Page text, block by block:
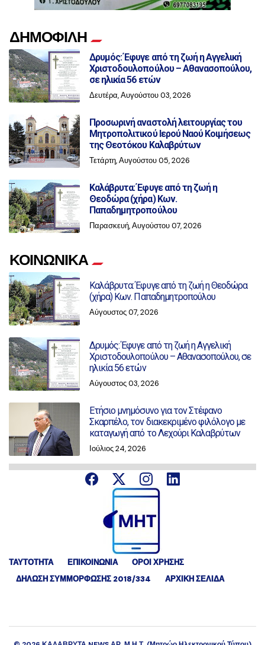
ΔΗΜΟΦΙΛΗ
Δρυμός: Έφυγε από τη ζωή η Αγγελική
Χριστοδουλοπούλου – Αθανασοπούλου,
σε ηλικία 56 ετών
Δευτέρα, Αυγούστου 03, 2026
Προσωρινή αναστολή λειτουργίας του
Μητροπολιτικού Ιερού Ναού Κοιμήσεως
της Θεοτόκου Καλαβρύτων
Τετάρτη, Αυγούστου 05, 2026
Καλάβρυτα: Έφυγε από τη ζωή η
Θεοδώρα (χήρα) Κων.
Παπαδημητροπούλου
Παρασκευή, Αυγούστου 07, 2026
ΚΟΙΝΩΝΙΚΑ
Καλάβρυτα: Έφυγε από τη ζωή η Θεοδώρα
(χήρα) Κων. Παπαδημητροπούλου
Αύγουστος 07, 2026
Δρυμός: Έφυγε από τη ζωή η Αγγελική
Χριστοδουλοπούλου – Αθανασοπούλου, σε
ηλικία 56 ετών
Αύγουστος 03, 2026
Ετήσιο μνημόσυνο για τον Στέφανο
Σκαρπέλο, τον διακεκριμένο φιλόλογο με
καταγωγή από το Λεχούρι Καλαβρύτων
Ιούλιος 24, 2026
ΤΑΥΤΟΤΗΤΑ ΕΠΙΚΟΙΝΩΝΙΑ
ΟΡΟΙ ΧΡΗΣΗΣ
ΔΉΛΩΣΗ ΣΥΜΜΌΡΦΩΣΗΣ 2018/334
ΑΡΧΙΚΗ ΣΕΛΙΔΑ